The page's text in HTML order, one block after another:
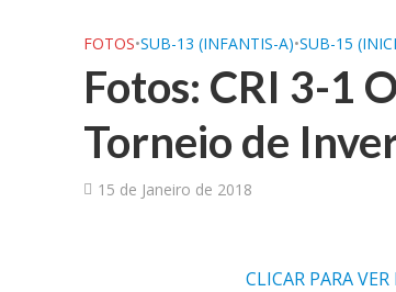
FOTOS•SUB-13 (INFANTIS-A)•SUB-15
Fotos: CRI 3-1
Torneio de
15 de Janeiro de 2018
CLICAR PARA